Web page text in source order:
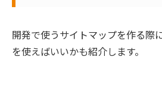
開発で使うサイトマップを作る際
を使えばいいかも紹介します。